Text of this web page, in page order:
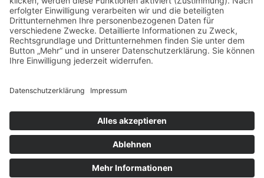
Praxisgemeinschaft
Zahnärzte AlsterCity
Osterbekstraße 90 c
22083 Hamburg
(2 Stunden kostenfrei!)
Telefon: 040 / 2 70 38 56
Telefax: 040 / 2 70 60 85
Diese E-Mail-Adresse ist vor Spambots geschützt! Zur Anzeige
muss JavaScript eingeschaltet sein.
© Copyright 2018 | Zahnärzte AlsterCity - Praxisgemeinschaft Dr.